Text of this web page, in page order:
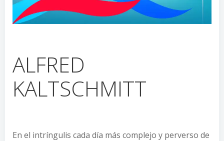
ALFRED
KALTSCHMITT
En el intríngulis cada día más complejo y perverso de